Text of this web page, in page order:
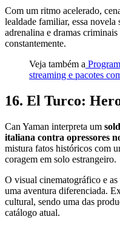
Com um ritmo acelerado,
lealdade familiar, essa novela
adrenalina e dramas
constantemente.
Veja também a
streaming e pacotes
16. El Turco:
Can Yaman interpreta um
italiana contra opressores
mistura fatos históricos com
coragem em solo estrangeiro.
O visual cinematográfico e as
uma aventura diferenciada.
cultural, sendo uma das
catálogo atual.